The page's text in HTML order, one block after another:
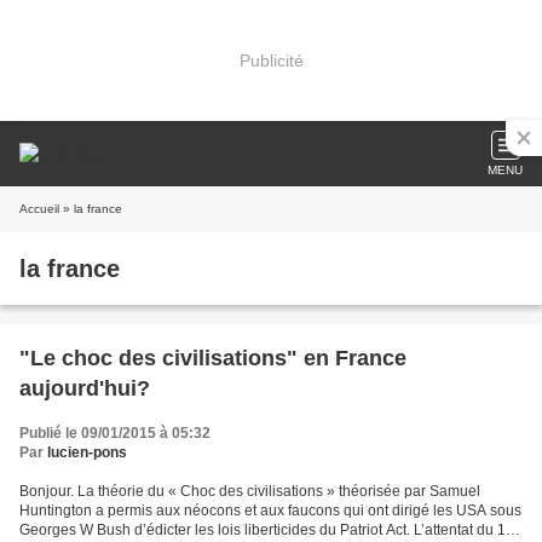
Publicité
MENU
Accueil » la france
la france
"Le choc des civilisations" en France
aujourd'hui?
Publié le 09/01/2015 à 05:32
Par lucien-pons
Bonjour. La théorie du « Choc des civilisations » théorisée par Samuel
Huntington a permis aux néocons et aux faucons qui ont dirigé les USA sous
Georges W Bush d’édicter les lois liberticides du Patriot Act. L’attentat du 11